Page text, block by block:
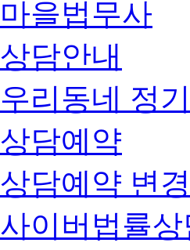
마을법무사
상담안내
우리동네 정
상담예약
상담예약 변
사이버법률상